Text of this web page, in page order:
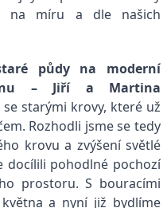
na míru a dle našich
půdy na moderní
– Jiří a Martina
starými krovy, které už
Rozhodli jsme se tedy
krovu a zvýšení světlé
docílili pohodlné pochozí
prostoru. S bouracími
a nyní již bydlíme